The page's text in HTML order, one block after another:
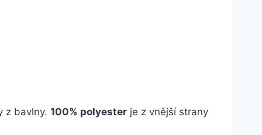
z bavlny. 100% polyesterje z vnější strany